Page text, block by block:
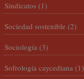
Sindicatos (1)
Sociedad sostenible (2)
Sociología (3)
Sofrología caycediana (1)